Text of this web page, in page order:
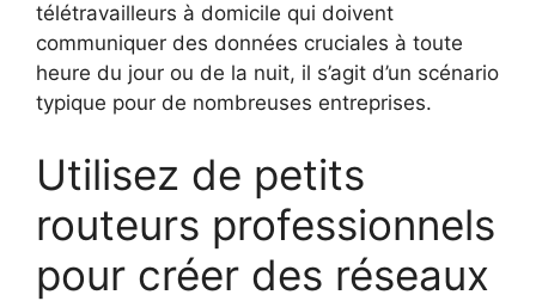
télétravailleurs à domicile qui doivent
communiquer des données cruciales à toute
heure du jour ou de la nuit, il s’agit d’un scénario
typique pour de nombreuses entreprises.
Utilisez de petits
routeurs professionnels
pour créer des réseaux